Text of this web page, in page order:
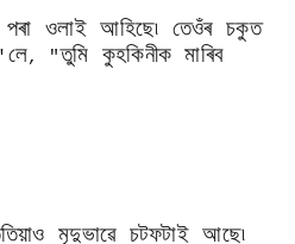
পৰা ওলাই আহিছে৷ তেওঁৰ চকুত
' লে, "তুমি কুহকিনীক মাৰিব
মৃদুভাৱে চটফটাই আছে৷